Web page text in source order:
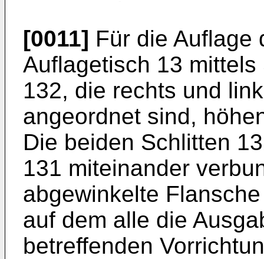
[0011] Für die Auflage
Auflagetisch 13
132, die rechts und
angeordnet sind,
Die beiden Schlitten
131 miteinander
abgewinkelte
auf dem alle die
betreffenden